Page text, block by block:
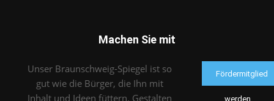
Machen Sie mit
Unser Braunschweig-Spiegel ist so
gut wie die Bürger, die Ihn mit
Inhalt und Ideen füttern. Gestalten
Fördermitglied
werden